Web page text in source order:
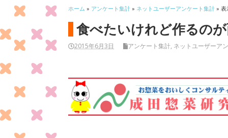
ホーム » アンケート集計 » ネットユーザーアンケート集計 » 表
食べたいけれど作るの
2015年6月3日 アンケート集計, ネットユーザーア